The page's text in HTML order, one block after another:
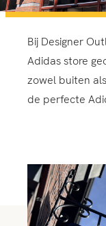
Bij Designer
Adidas store
zowel buiten
de perfecte